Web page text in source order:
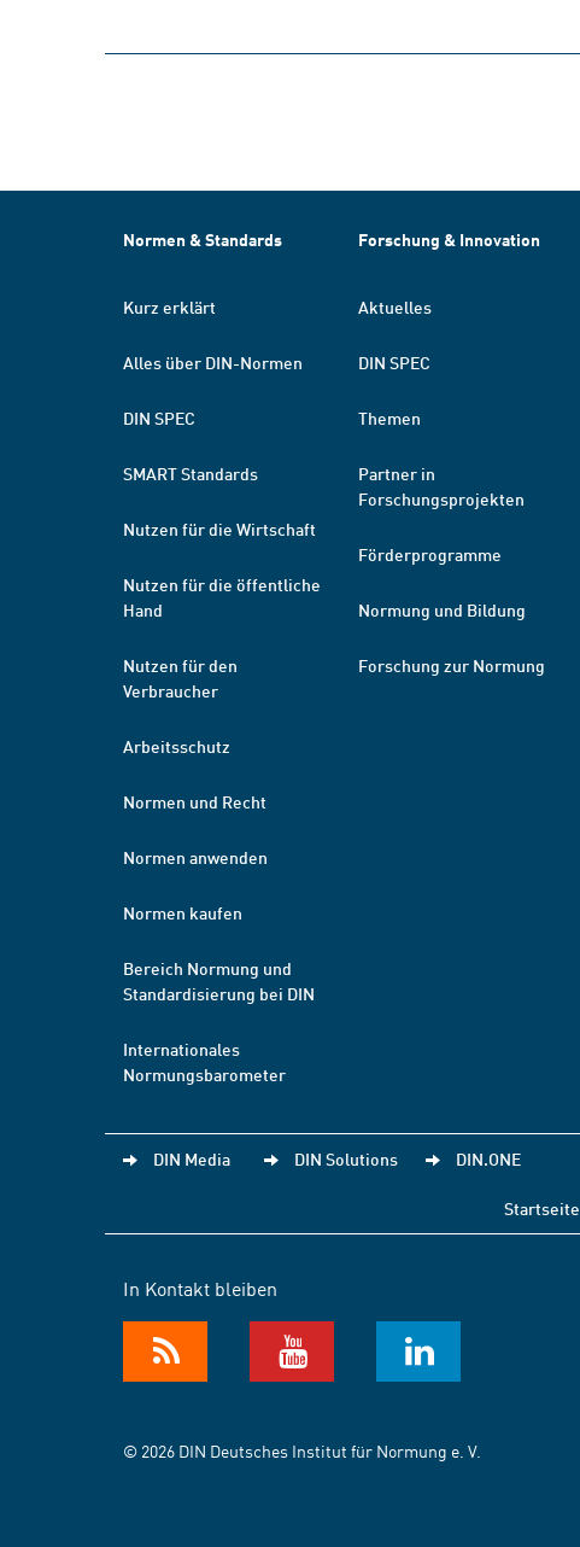
Normen & Standards
Kurz erklärt
Alles über DIN-Normen
DIN SPEC
SMART Standards
Nutzen für die Wirtschaft
Nutzen für die öffentliche
Hand
Nutzen für den
Verbraucher
Arbeitsschutz
Normen und Recht
Normen anwenden
Normen kaufen
Bereich Normung und
Standardisierung bei DIN
Internationales
Normungsbarometer
Forschung & Innovation
Aktuelles
DIN SPEC
Themen
Partner in
Forschungsprojekten
Förderprogramme
Normung und Bildung
Forschung zur Normung
DIN Media DIN Solutions DIN.ONE
Startseite
In Kontakt bleiben
© 2026 DIN Deutsches Institut für Normung e. V.